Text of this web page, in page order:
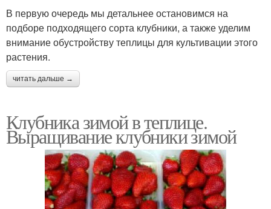
В первую очередь мы детальнее остановимся на
подборе подходящего сорта клубники, а также уделим
внимание обустройству теплицы для культивации этого
растения.
читать дальше →
Клубника зимой в теплице.
Выращивание клубники зимой